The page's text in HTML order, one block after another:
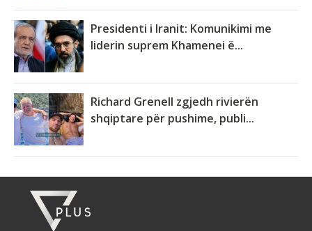
Presidenti i Iranit: Komunikimi me
liderin suprem Khamenei ë...
Richard Grenell zgjedh rivierën
shqiptare për pushime, publi...